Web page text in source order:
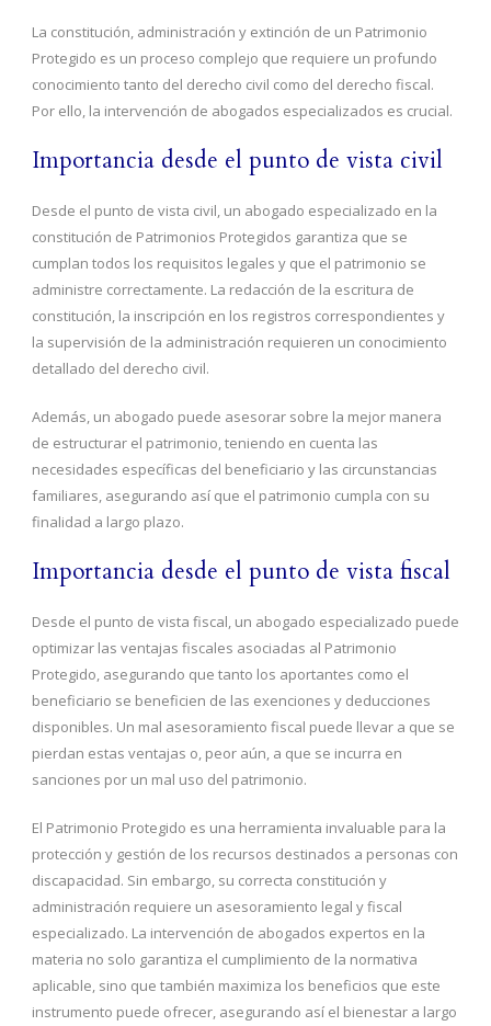
La constitución, administración y extinción de un Patrimonio
Protegido es un proceso complejo que requiere un profundo
conocimiento tanto del derecho civil como del derecho fiscal.
Por ello, la intervención de abogados especializados es crucial.
Importancia desde el punto de vista civil
Desde el punto de vista civil, un abogado especializado en la
constitución de Patrimonios Protegidos garantiza que se
cumplan todos los requisitos legales y que el patrimonio se
administre correctamente. La redacción de la escritura de
constitución, la inscripción en los registros correspondientes y
la supervisión de la administración requieren un conocimiento
detallado del derecho civil.
Además, un abogado puede asesorar sobre la mejor manera
de estructurar el patrimonio, teniendo en cuenta las
necesidades específicas del beneficiario y las circunstancias
familiares, asegurando así que el patrimonio cumpla con su
finalidad a largo plazo.
Importancia desde el punto de vista fiscal
Desde el punto de vista fiscal, un abogado especializado puede
optimizar las ventajas fiscales asociadas al Patrimonio
Protegido, asegurando que tanto los aportantes como el
beneficiario se beneficien de las exenciones y deducciones
disponibles. Un mal asesoramiento fiscal puede llevar a que se
pierdan estas ventajas o, peor aún, a que se incurra en
sanciones por un mal uso del patrimonio.
El Patrimonio Protegido es una herramienta invaluable para la
protección y gestión de los recursos destinados a personas con
discapacidad. Sin embargo, su correcta constitución y
administración requiere un asesoramiento legal y fiscal
especializado. La intervención de abogados expertos en la
materia no solo garantiza el cumplimiento de la normativa
aplicable, sino que también maximiza los beneficios que este
instrumento puede ofrecer, asegurando así el bienestar a largo